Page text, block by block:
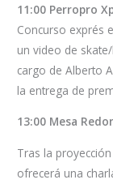
11:00 Perropro
Concurso exprés
un video de
cargo de Alberto
la entrega de
13:00 Mesa
Tras la
ofrecerá una